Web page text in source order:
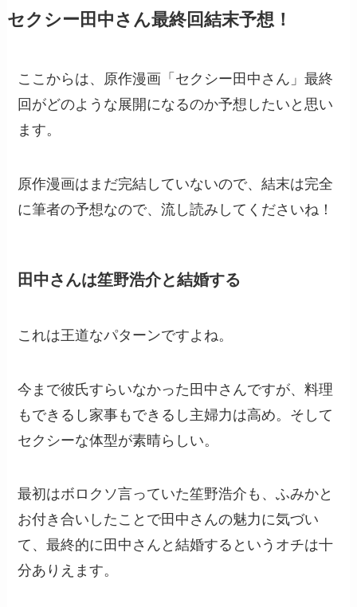
セクシー田中さん最終回結末予想！
ここからは、原作漫画「セクシー田中さん」最終
回がどのような展開になるのか予想したいと思い
ます。
原作漫画はまだ完結していないので、結末は完全
に筆者の予想なので、流し読みしてくださいね！
田中さんは笙野浩介と結婚する
これは王道なパターンですよね。
今まで彼氏すらいなかった田中さんですが、料理
もできるし家事もできるし主婦力は高め。そして
セクシーな体型が素晴らしい。
最初はボロクソ言っていた笙野浩介も、ふみかと
お付き合いしたことで田中さんの魅力に気づい
て、最終的に田中さんと結婚するというオチは十
分ありえます。